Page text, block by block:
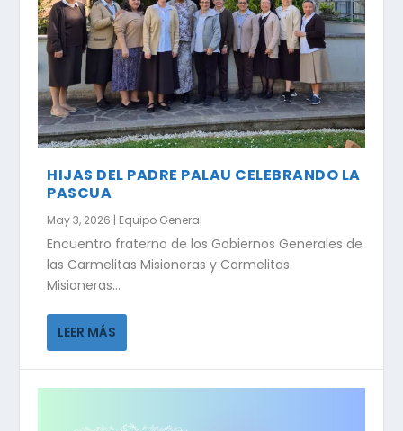
HIJAS DEL PADRE PALAU CELEBRANDO LA
PASCUA
May 3, 2026 | Equipo General
Encuentro fraterno de los Gobiernos Generales de
las Carmelitas Misioneras y Carmelitas
Misioneras...
LEER MÁS